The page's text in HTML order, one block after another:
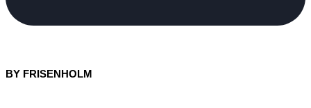
BY FRISENHOLM